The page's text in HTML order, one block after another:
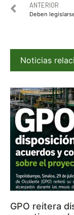
ANTERIOR
Noticias
GPO reitera